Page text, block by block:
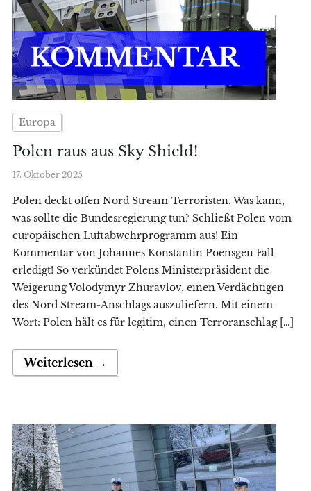
Europa
Polen raus aus Sky Shield!
17. Oktober 2025
Polen deckt offen Nord Stream-Terroristen. Was kann,
was sollte die Bundesregierung tun? Schließt Polen vom
europäischen Luftabwehrprogramm aus! Ein
Kommentar von Johannes Konstantin Poensgen Fall
erledigt! So verkündet Polens Ministerpräsident die
Weigerung Volodymyr Zhuravlov, einen Verdächtigen
des Nord Stream-Anschlags auszuliefern. Mit einem
Wort: Polen hält es für legitim, einen Terroranschlag […]
Weiterlesen →